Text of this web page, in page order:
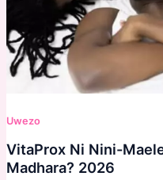
Uwezo
VitaProx Ni Nini-
Madhara? 2026